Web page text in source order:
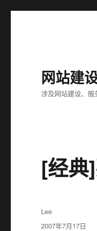
网站建
涉及网站建设、
[经典
作
者
Lee
发
2007年7月17日